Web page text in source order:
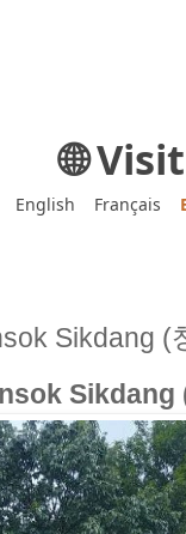
🌐
English Français
Sikdang (
Sikdang